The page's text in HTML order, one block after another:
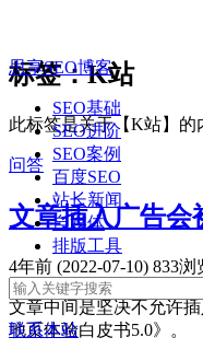
思享SEO博客
SEO基础
SEO进阶
SEO案例
百度SEO
站长新闻
自媒体
排版工具
联系本站
标签：K站
此标签是关于【K站】的
问答
文章插入广告会
4年前 (2022-07-10) 833浏
文章中间是坚决不允许
地页体验白皮书5.0》。